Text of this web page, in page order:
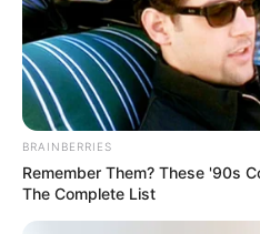
BRAINBERRIES
Remember Them? These '90s
The Complete List